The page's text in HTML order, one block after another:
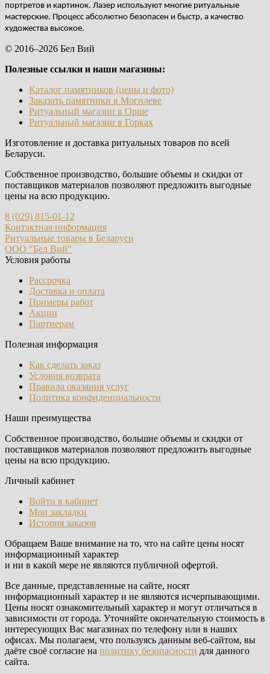
портретов и картинок. Лазер используют многие ритуальные
мастерские. Процесс абсолютно безопасен и быстр, а качество
художества высокое.
© 2016–2026 Бел Вий
Полезные ссылки и наши магазины:
Каталог памятников (цены и фото)
Заказать памятники в Могилеве
Ритуальный магазин в Орше
Ритуальный магазин в Горках
Изготовление и доставка ритуальных товаров по всей
Беларуси.
Собственное производство, большие объемы и скидки от
поставщиков материалов позволяют предложить выгодные
цены на всю продукцию.
8 (029) 815-01-12
Контактная информация
Ритуальные товары в Беларуси
ООО "Бел Вий"
Условия работы
Рассрочка
Доставка и оплата
Примеры работ
Акции
Партнерам
Полезная информация
Как сделать заказ
Условия возврата
Правила оказания услуг
Политика конфиденциальности
Наши преимущества
Собственное производство, большие объемы и скидки от
поставщиков материалов позволяют предложить выгодные
цены на всю продукцию.
Личный кабинет
Войти в кабинет
Мои закладки
История заказов
Обращаем Ваше внимание на то, что на сайте цены носят
информационный характер
и ни в какой мере не являются публичной офертой.
Все данные, представленные на сайте, носят
информационный характер и не являются исчерпывающими.
Цены носят ознакомительный характер и могут отличаться в
зависимости от города. Уточняйте окончательную стоимость в
интересующих Вас магазинах по телефону или в наших
офисах. Мы полагаем, что пользуясь данным веб-сайтом, вы
даёте своё согласие на политику безопасности для данного
сайта.